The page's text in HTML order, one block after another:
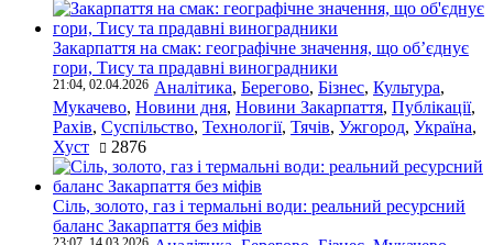
Закарпаття на смак: географічне значення, що об’єднує
гори, Тису та прадавні виноградники
21:04, 02.04.2026 Аналітика, Берегово, Бізнес, Культура,
Мукачево, Новини дня, Новини Закарпаття, Публікації,
Рахів, Суспільство, Технології, Тячів, Ужгород, Україна,
Хуст
2876
Сіль, золото, газ і термальні води: реальний ресурсний
баланс Закарпаття без міфів